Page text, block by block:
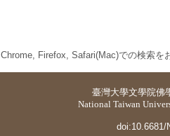
Chrome, Firefox, Safari(Mac)での検索を
臺灣大學文學院佛
National Taiwan
doi:10.6681/